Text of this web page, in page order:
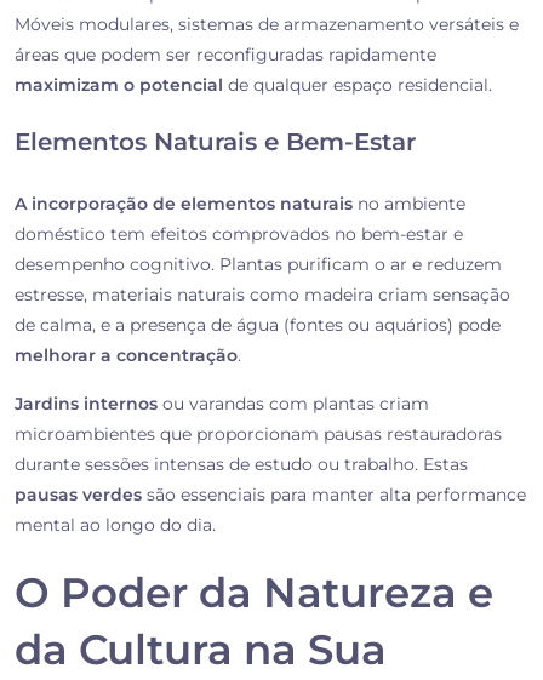
Móveis modulares, sistemas de armazenamento versáteis e
áreas que podem ser reconfiguradas rapidamente
maximizam o potencial de qualquer espaço residencial.
Elementos Naturais e Bem-Estar
A incorporação de elementos naturais no ambiente
doméstico tem efeitos comprovados no bem-estar e
desempenho cognitivo. Plantas purificam o ar e reduzem
estresse, materiais naturais como madeira criam sensação
de calma, e a presença de água (fontes ou aquários) pode
melhorar a concentração.
Jardins internos ou varandas com plantas criam
microambientes que proporcionam pausas restauradoras
durante sessões intensas de estudo ou trabalho. Estas
pausas verdes são essenciais para manter alta performance
mental ao longo do dia.
O Poder da Natureza e
da Cultura na Sua